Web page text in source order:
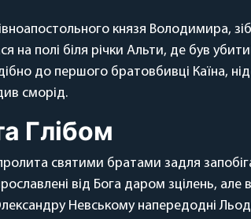
князя Володимира,
полі біля річки Альти, де був
до першого братовбивці Каїна,
сморід.
Глібом
святими братами задля
від Бога даром зцілень,
Невському напередодні